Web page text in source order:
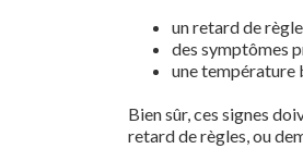
un retard de
des symptômes
une température
Bien sûr, ces signes
retard de règles, ou